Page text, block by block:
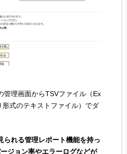
管理画面からTSVファイル（Ex
式のテキストファイル）でダ
られる管理レポート機能を持っ
ジョン率やエラーログなどが